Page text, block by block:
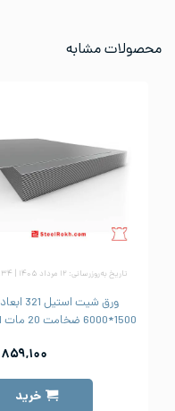
محصولات مشابه
تاریخ به‌روزرسانی: ۱۲ مرداد ۱۴۰۵ | ۱۶:۳۴
ورق شیت استیل 321 ابعاد
1500*6000 ضخامت 20 مات No.1
۸۵۹,۱۰۰
خرید